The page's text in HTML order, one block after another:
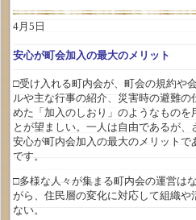
4月5日
安心が町会加入の最大のメリット
□受け入れる町内会が、町会の規約や
ルや主な行事の紹介、災害時の避難の
めた「加入のしおり」のようなものを
とが望ましい。一人は自由であるが、
安心が町内会加入の最大のメリットで
です。
□多様な人々が集まる町内会の運営は
がら、住民層の変化に対応して組織や
ない。